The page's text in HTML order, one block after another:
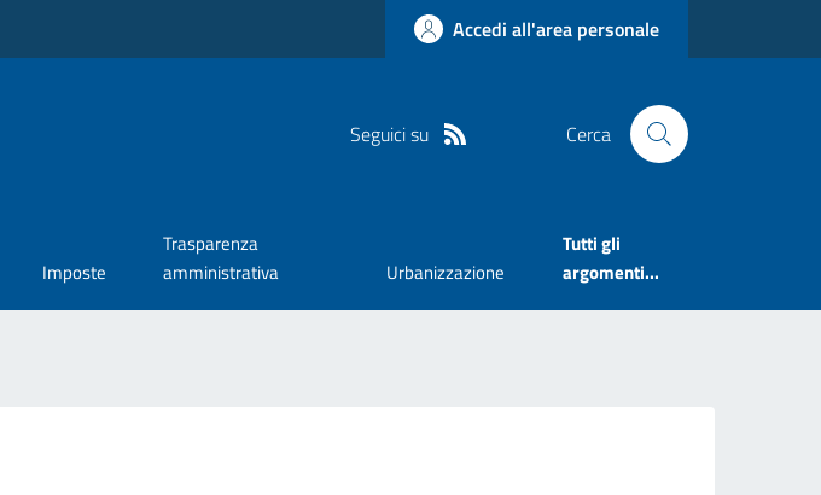
Accedi all'area personale
Seguici su Cerca
Imposte
Trasparenza
amministrativa
Urbanizzazione
Tutti gli
argomenti...